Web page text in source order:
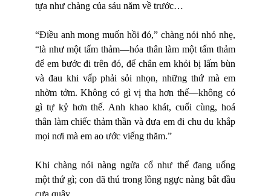
tựa như chàng của sáu năm về trước…
“Điều anh mong muốn hồi đó,” chàng nói nhỏ nhẹ,
“là như một tấm thảm—hóa thân làm một tấm thảm
để em bước đi trên đó, để chân em khỏi bị lấm bùn
và đau khi vấp phải sỏi nhọn, những thứ mà em
nhờm tởm. Không có gì vị tha hơn thế—không có
gì tự kỷ hơn thế. Anh khao khát, cuối cùng, hoá
thân làm chiếc thảm thần và đưa em đi chu du khắp
mọi nơi mà em ao ước viếng thăm.”
Khi chàng nói nàng ngửa cổ như thể đang uống
một thứ gì; con dã thú trong lồng ngực nàng bắt đầu
cựa quậy…